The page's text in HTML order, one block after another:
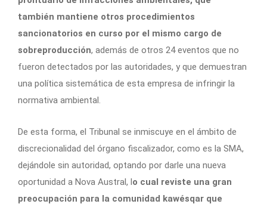
también mantiene otros procedimientos
sancionatorios en curso por el mismo cargo de
sobreproducción, además de otros 24 eventos que no
fueron detectados por las autoridades, y que demuestran
una política sistemática de esta empresa de infringir la
normativa ambiental.
De esta forma, el Tribunal se inmiscuye en el ámbito de
discrecionalidad del órgano fiscalizador, como es la SMA,
dejándole sin autoridad, optando por darle una nueva
oportunidad a Nova Austral, lo cual reviste una gran
preocupación para la comunidad kawésqar que